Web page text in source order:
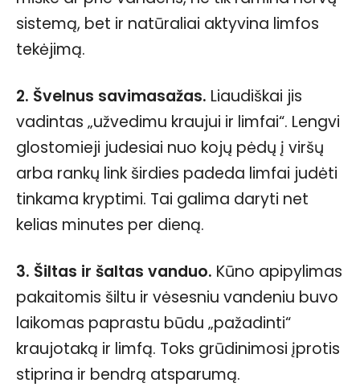
sistemą, bet ir natūraliai aktyvina limfos
tekėjimą.
2. Švelnus savimasažas. Liaudiškai jis
vadintas „užvedimu kraujui ir limfai“. Lengvi
glostomieji judesiai nuo kojų pėdų į viršų
arba rankų link širdies padeda limfai judėti
tinkama kryptimi. Tai galima daryti net
kelias minutes per dieną.
3. Šiltas ir šaltas vanduo. Kūno apipylimas
pakaitomis šiltu ir vėsesniu vandeniu buvo
laikomas paprastu būdu „pažadinti“
kraujotaką ir limfą. Toks grūdinimosi įprotis
stiprina ir bendrą atsparumą.